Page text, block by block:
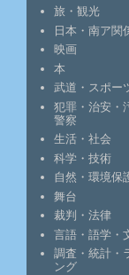
旅・観光
日本・南ア関
映画
本
武道・スポー
犯罪・治安・
警察
生活・社会
科学・技術
自然・環境保
舞台
裁判・法律
言語・語学・
調査・統計・
ング